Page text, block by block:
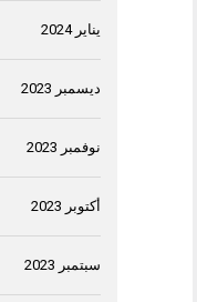
يناير 2024
ديسمبر 2023
نوفمبر 2023
أكتوبر 2023
سبتمبر 2023